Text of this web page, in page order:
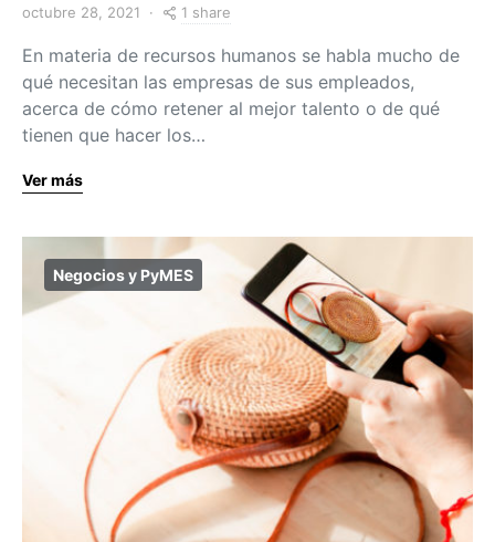
octubre 28, 2021 1 share
En materia de recursos humanos se habla mucho de
qué necesitan las empresas de sus empleados,
acerca de cómo retener al mejor talento o de qué
tienen que hacer los…
Ver más
Negocios y PyMES